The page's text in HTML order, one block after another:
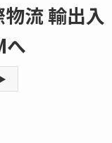
流 輸出入
へ